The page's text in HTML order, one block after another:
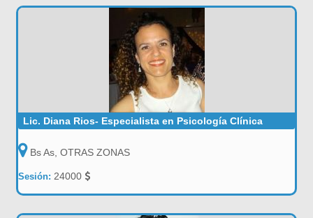
Lic. Diana Rios- Especialista en Psicología Clínica
Bs As, OTRAS ZONAS
Sesión:24000